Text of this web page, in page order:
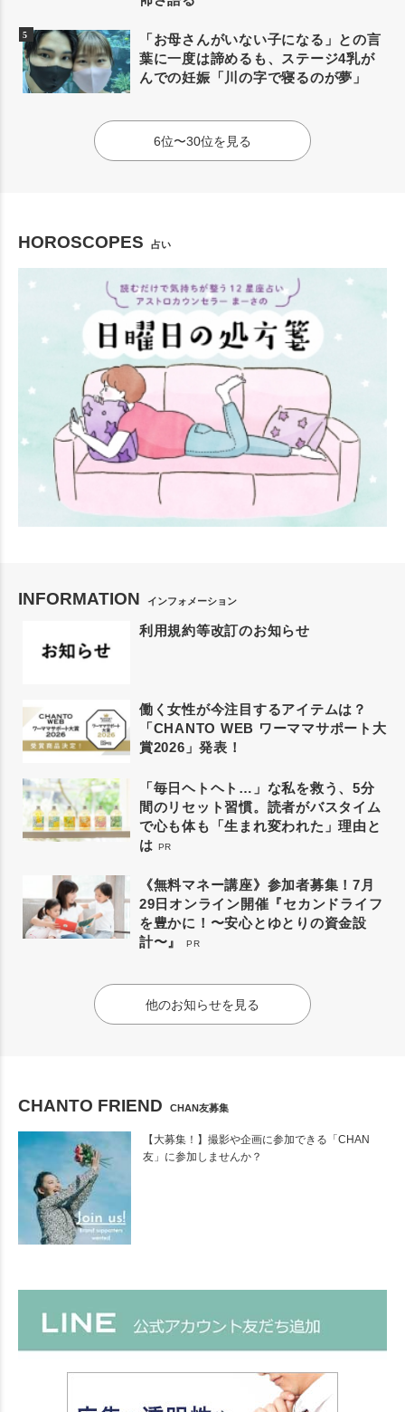
「お母さんがいない子になる」との言
葉に一度は諦めるも、ステージ4乳が
んでの妊娠「川の字で寝るのが夢」
6位〜30位を見る
HOROSCOPES 占い
INFORMATION インフォメーション
利用規約等改訂のお知らせ
働く女性が今注目するアイテムは？
「CHANTO WEB ワーママサポート大
賞2026」発表！
「毎日ヘトヘト…」な私を救う、5分
間のリセット習慣。読者がバスタイム
で心も体も「生まれ変われた」理由と
は PR
《無料マネー講座》参加者募集！7月
29日オンライン開催『セカンドライフ
を豊かに！〜安心とゆとりの資金設
計〜』
PR
他のお知らせを見る
CHANTO FRIEND CHAN友募集
【大募集！】撮影や企画に参加できる「CHAN
友」に参加しませんか？